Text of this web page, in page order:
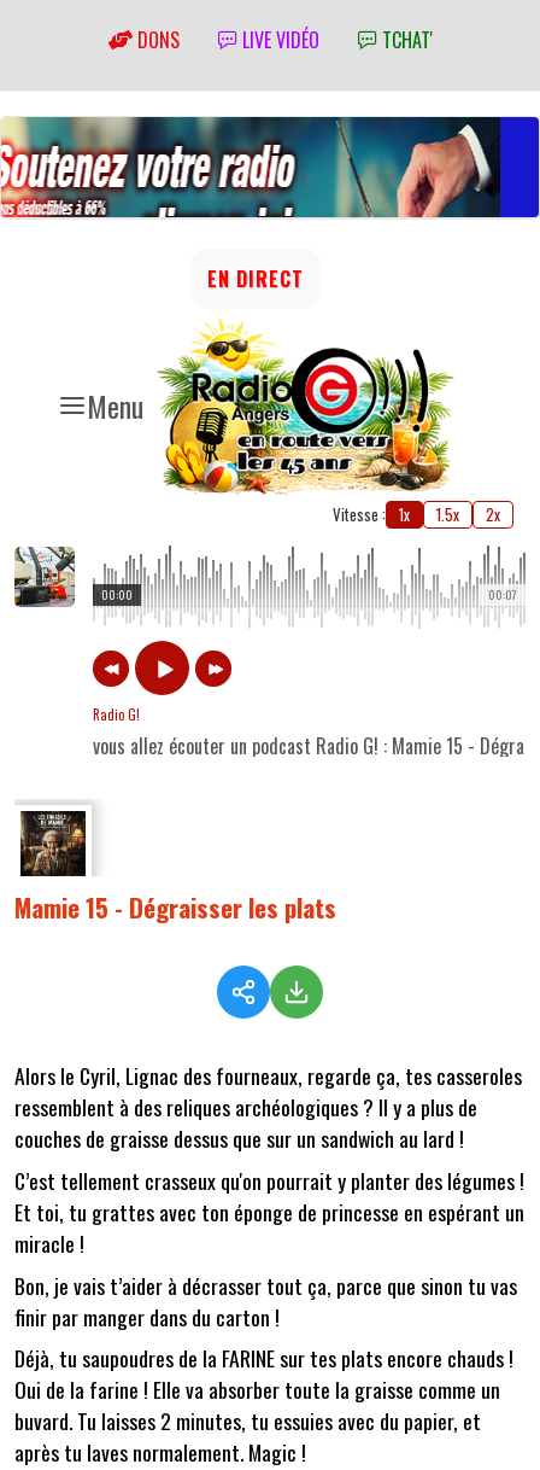
DONS LIVE VIDÉO TCHAT'
Menu
EN DIRECT
Vitesse : 1x 1.5x 2x
00:07
00:00
Radio G!
vous allez écouter un podcast Radio G! : Mamie 15 -
Mamie 15 - Dégraisser les plats
Alors le Cyril, Lignac des fourneaux, regarde ça, tes casseroles
ressemblent à des reliques archéologiques ? Il y a plus de
couches de graisse dessus que sur un sandwich au lard !
C’est tellement crasseux qu'on pourrait y planter des légumes !
Et toi, tu grattes avec ton éponge de princesse en espérant un
miracle !
Bon, je vais t’aider à décrasser tout ça, parce que sinon tu vas
finir par manger dans du carton !
Déjà, tu saupoudres de la FARINE sur tes plats encore chauds !
Oui de la farine ! Elle va absorber toute la graisse comme un
buvard. Tu laisses 2 minutes, tu essuies avec du papier, et
après tu laves normalement. Magic !